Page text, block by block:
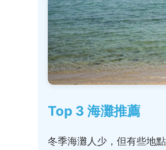
Top 3 海灘推薦
冬季海灘人少，但有些地